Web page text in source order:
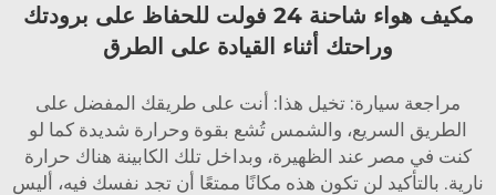
مكيف هواء شاحنة 24 فولت للحفاظ على برودتك
وراحتك أثناء القيادة على الطرق
مراجعة سيارة: تخيل هذا: أنت على طريقك المفضل على
الطريق السريع، والشمس تُشع بقوة وحرارة شديدة كما لو
كنت في مصر عند الظهيرة، وبداخل تلك الكابينة هناك حرارة
نارية. بالتأكيد لن تكون هذه مكانًا ممتعًا أن تجد نفسك فيه، أليس